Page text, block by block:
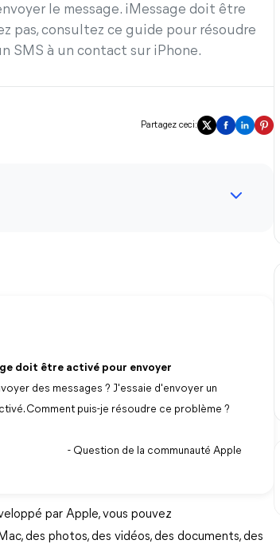
le message. iMessage doit être
pas, consultez ce guide pour résoudre
SMS à un contact sur iPhone.
Partagez ceci:
doit être activé pour envoyer
des messages ? J'essaie d'envoyer un
Comment puis-je résoudre ce problème ?
- Question de la communauté Apple
par Apple, vous pouvez
des photos, des vidéos, des documents, des